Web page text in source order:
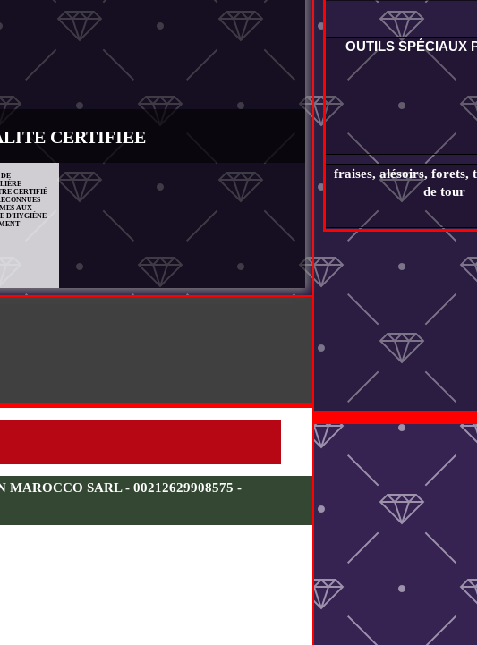
OUTILS SPÉCIAUX
fraises, alésoirs, forets,
de tour
CERTIFIEE
DE
CERTIFIÉ
AUX
D'HYGIÈNE
SARL - 00212629908575 -